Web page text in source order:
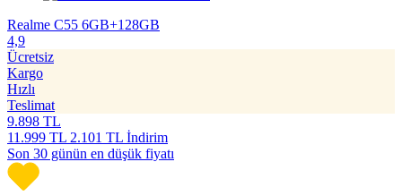
Realme C55 6GB+128GB
4,9
Ücretsiz
Kargo
Hızlı
Teslimat
9.898 TL
11.999 TL 2.101 TL İndirim
Son 30 günün en düşük fiyatı